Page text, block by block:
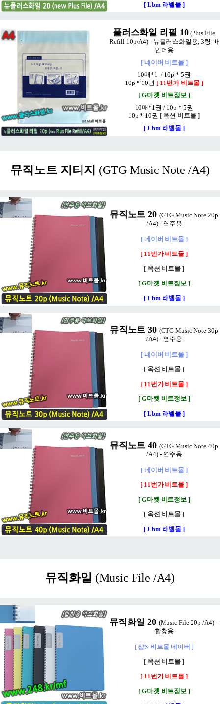
[ Lbm 라벨몰 ]
플러스화일 리필 10 (Plus File
Refill 10p/A4) - 뉴플러스화일용, 3링 바
인더용
[ 네이버 비트몰 ]
10매*1 / 10p * 5권
10p * 10권 [ 11번가 비트몰 ]
[ G마켓 비트정보 ]
10매*1권 / 10p * 5권
10p * 10권 [ 옥션 비트몰 ]
[ Lbm 라벨몰 ]
뮤직노트 지티지 (GTG Music Note /A4)
뮤직노트 20 (GTG Music Note 20p
/A4) - 연주용
[ 네이버 비트몰 ]
[ 11번가 비트몰 ]
[ 옥션 비트몰 ]
[ G마켓 비트정보 ]
[ Lbm 라벨몰 ]
뮤직노트 30 (GTG Music Note 30p
/A4) - 연주용
[ 네이버 비트몰 ]
[ 옥션 비트몰 ]
[ 11번가 비트몰 ]
[ G마켓 비트정보 ]
[ Lbm 라벨몰 ]
뮤직노트 40 (GTG Music Note 40p
/A4) - 연주용
[ 네이버 비트몰 ]
[ 11번가 비트몰 ]
[ G마켓 비트정보 ]
[ 옥션 비트몰 ]
[ Lbm 라벨몰 ]
뮤직화일 (Music File /A4)
뮤직화일 20 (Music File 20p /A4) -
합창용
[ 샵N 비트몰 네이버 ]
[ 옥션 비트몰 ]
[ 11번가 비트몰 ]
[ G마켓 비트정보 ]